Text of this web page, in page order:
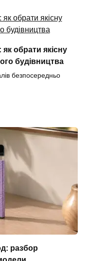
як обрати якісну
будівництва
безпосередньо
разбор